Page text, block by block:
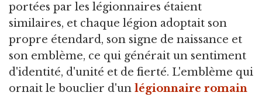
portées par les légionnaires étaient
similaires, et chaque légion adoptait son
propre étendard, son signe de naissance et
son emblème, ce qui générait un sentiment
d'identité, d'unité et de fierté. L'emblème qui
ornait le bouclier d'un légionnaire romain